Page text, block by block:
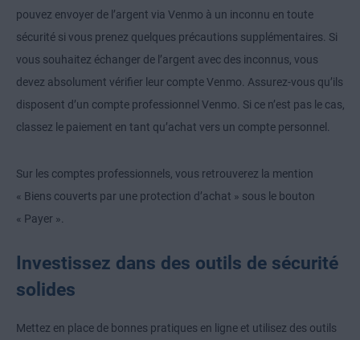
pouvez envoyer de l’argent via Venmo à un inconnu en toute
sécurité si vous prenez quelques précautions supplémentaires. Si
vous souhaitez échanger de l’argent avec des inconnus, vous
devez absolument vérifier leur compte Venmo. Assurez-vous qu’ils
disposent d’un compte professionnel Venmo. Si ce n’est pas le cas,
classez le paiement en tant qu’achat vers un compte personnel.
Sur les comptes professionnels, vous retrouverez la mention
« Biens couverts par une protection d’achat » sous le bouton
« Payer ».
Investissez dans des outils de sécurité
solides
Mettez en place de bonnes pratiques en ligne et utilisez des outils